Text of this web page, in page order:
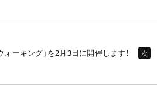
ォーキング」を2月3日に開催します！ 次